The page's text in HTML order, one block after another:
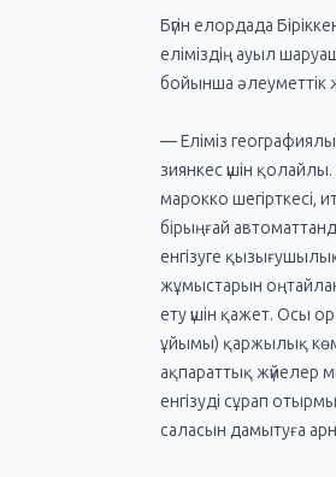
Бүгін елордада
еліміздің ауыл
бойынша әлеуметтік
— Еліміз
зиянкес үшін
марокко шегірткесі,
бірыңғай
енгізуге
жұмыстарын
ету үшін қажет. Осы
ұйымы) қаржылық
ақпараттық жүйелер
енгізуді сұрап
саласын дамытуға